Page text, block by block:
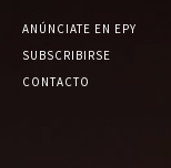
ANÚNCIATE EN EPY
SUBSCRIBIRSE
CONTACTO